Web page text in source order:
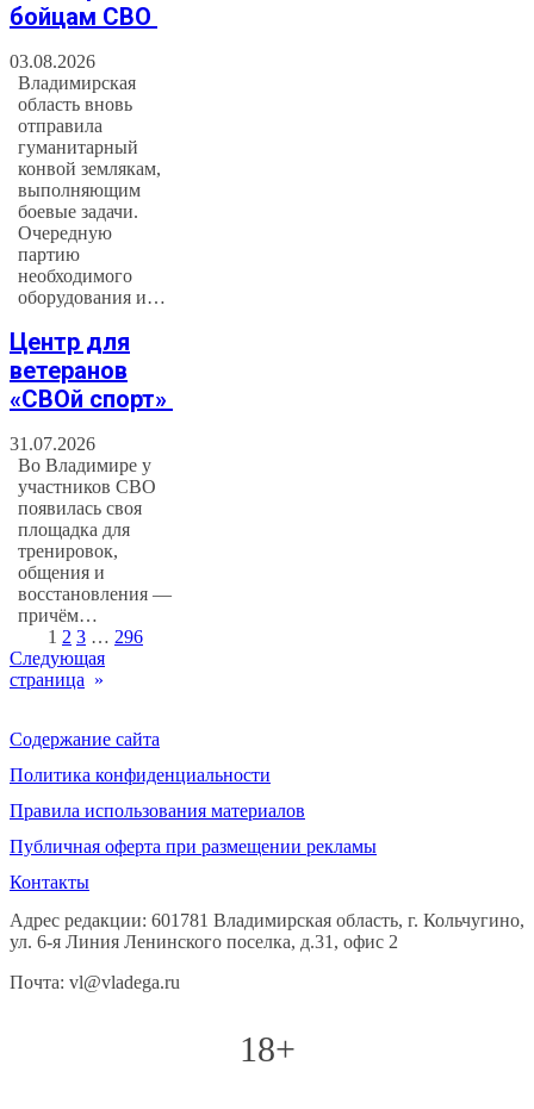
бойцам СВО
03.08.2026
Владимирская
область вновь
отправила
гуманитарный
конвой землякам,
выполняющим
боевые задачи.
Очередную
партию
необходимого
оборудования и…
Центр для
ветеранов
«СВОй спорт»
31.07.2026
Во Владимире у
участников СВО
появилась своя
площадка для
тренировок,
общения и
восстановления —
причём…
1 2 3 … 296
Следующая
страница »
Содержание сайта
Политика конфиденциальности
Правила использования материалов
Публичная оферта при размещении рекламы
Контакты
Адрес редакции: 601781 Владимирская область, г. Кольчугино,
ул. 6-я Линия Ленинского поселка, д.31, офис 2
Почта: vl@vladega.ru
18+